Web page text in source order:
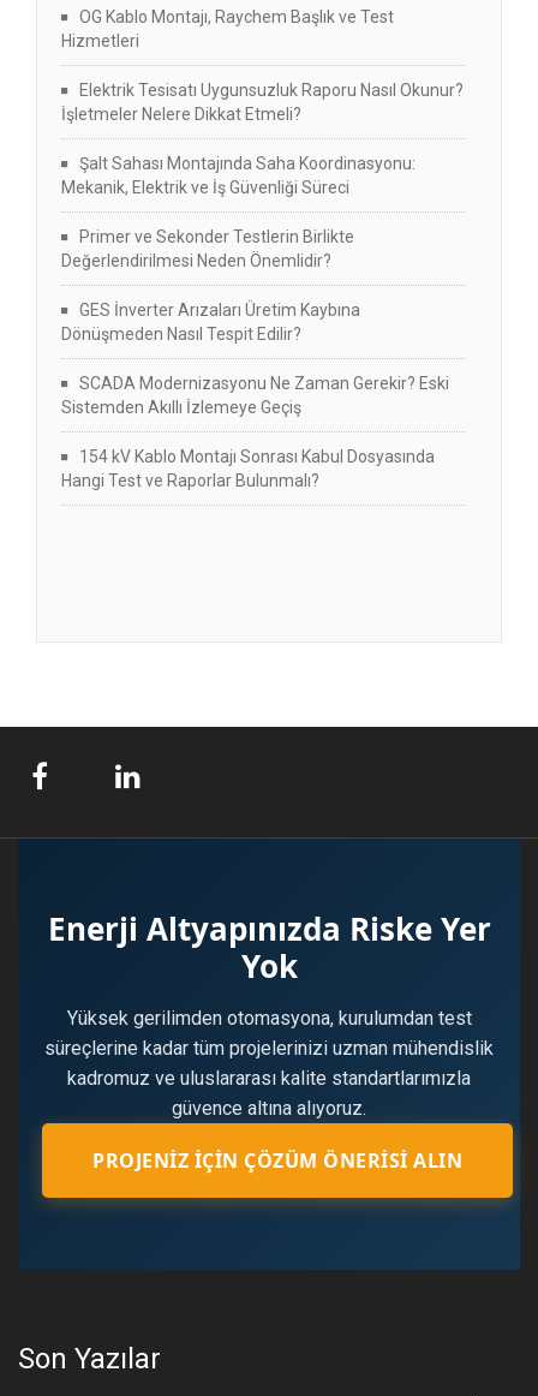
OG Kablo Montajı, Raychem Başlık ve Test
Hizmetleri
Elektrik Tesisatı Uygunsuzluk Raporu Nasıl Okunur?
İşletmeler Nelere Dikkat Etmeli?
Şalt Sahası Montajında Saha Koordinasyonu:
Mekanik, Elektrik ve İş Güvenliği Süreci
Primer ve Sekonder Testlerin Birlikte
Değerlendirilmesi Neden Önemlidir?
GES İnverter Arızaları Üretim Kaybına
Dönüşmeden Nasıl Tespit Edilir?
SCADA Modernizasyonu Ne Zaman Gerekir? Eski
Sistemden Akıllı İzlemeye Geçiş
154 kV Kablo Montajı Sonrası Kabul Dosyasında
Hangi Test ve Raporlar Bulunmalı?
Enerji Altyapınızda Riske Yer
Yok
Yüksek gerilimden otomasyona, kurulumdan test
süreçlerine kadar tüm projelerinizi uzman mühendislik
kadromuz ve uluslararası kalite standartlarımızla
güvence altına alıyoruz.
PROJENIZ İÇIN ÇÖZÜM ÖNERISI ALIN
Son Yazılar